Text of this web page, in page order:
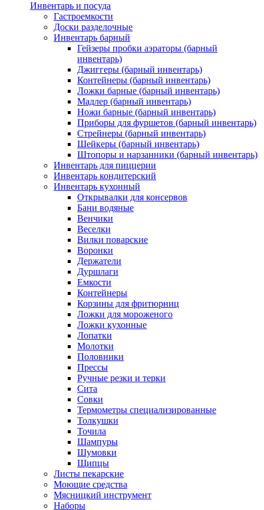
Инвентарь и посуда
Гастроемкости
Доски разделочные
Инвентарь барный
Гейзеры пробки аэраторы (барный
инвентарь)
Джиггеры (барный инвентарь)
Контейнеры (барный инвентарь)
Ложки барные (барный инвентарь)
Мадлер (барный инвентарь)
Ножи барные (барный инвентарь)
Приборы для фуршетов (барный инвентарь)
Стрейнеры (барный инвентарь)
Шейкеры (барный инвентарь)
Штопоры и нарзанники (барный инвентарь)
Инвентарь для пиццерии
Инвентарь кондитерский
Инвентарь кухонный
Открывалки для консервов
Бани водяные
Венчики
Веселки
Вилки поварские
Воронки
Держатели
Дуршлаги
Емкости
Контейнеры
Корзины для фритюрниц
Ложки для мороженого
Ложки кухонные
Лопатки
Молотки
Половники
Прессы
Ручные резки и терки
Сита
Совки
Термометры специализированные
Толкушки
Точила
Шампуры
Шумовки
Щипцы
Листы пекарские
Моющие средства
Мясницкий инструмент
Наборы